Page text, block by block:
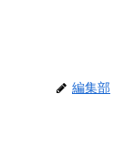
編集部